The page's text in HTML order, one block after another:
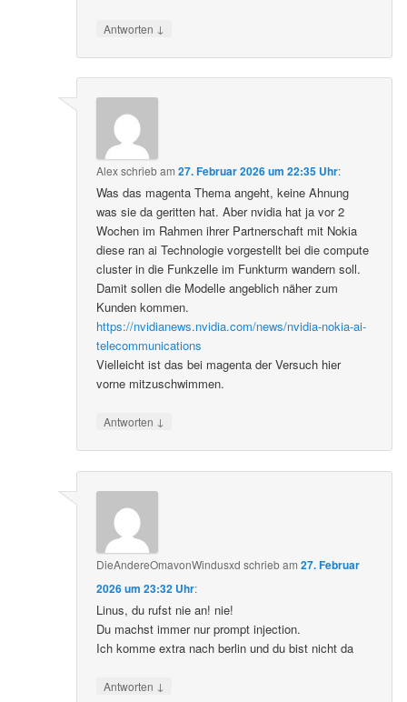
Antworten ↓
Alexschriebam27. Februar 2026 um 22:35 Uhr:
Was das magenta Thema angeht, keine Ahnung
was sie da geritten hat. Aber nvidia hat ja vor 2
Wochen im Rahmen ihrer Partnerschaft mit Nokia
diese ran ai Technologie vorgestellt bei die compute
cluster in die Funkzelle im Funkturm wandern soll.
Damit sollen die Modelle angeblich näher zum
Kunden kommen.
https://nvidianews.nvidia.com/news/nvidia-nokia-ai-
telecommunications
Vielleicht ist das bei magenta der Versuch hier
vorne mitzuschwimmen.
Antworten ↓
DieAndereOmavonWindusxd schriebam27. Februar
2026 um 23:32 Uhr:
Linus, du rufst nie an! nie!
Du machst immer nur prompt injection.
Ich komme extra nach berlin und du bist nicht da
Antworten ↓